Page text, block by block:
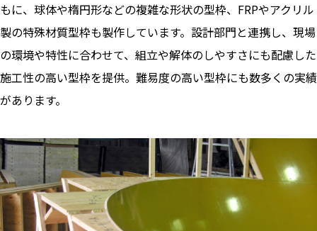
もに、球体や楕円形などの複雑な形状の型枠、FRPやアクリル
製の特殊材質型枠も製作しています。設計部門と連携し、現場
の環境や特性に合わせて、組立や解体のしやすさにも配慮した
施工性の高い型枠を提供。難易度の高い型枠にも数多くの実績
があります。